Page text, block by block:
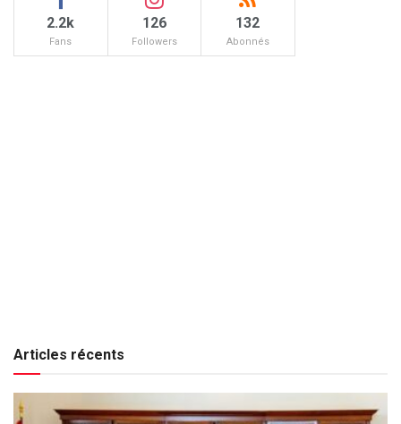
2.2k
Fans
126
Followers
132
Abonnés
Articles récents